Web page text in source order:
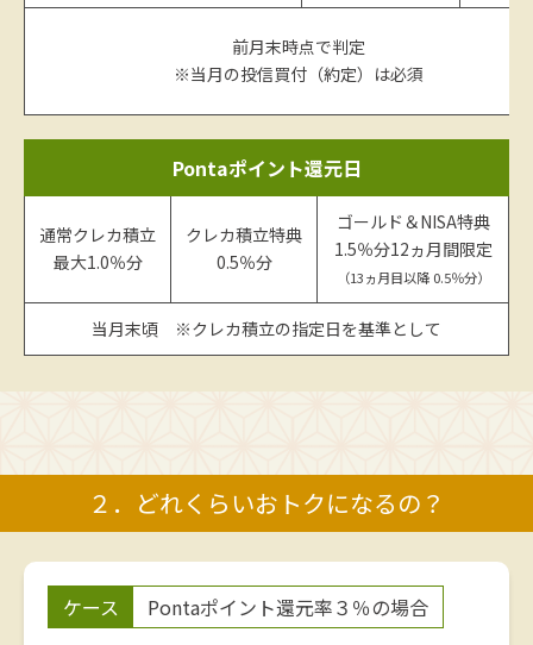
前月末時点で判定
※当月の投信買付（約定）は必須
Pontaポイント還元日
通常クレカ積立
最大1.0％分
クレカ積立特典
0.5％分
ゴールド＆NISA特典
1.5％分12ヵ月間限定
（13ヵ月目以降 0.5％分）
当月末頃 ※クレカ積立の指定日を基準として
２．どれくらいおトクになるの？
ケース
Pontaポイント還元率３％の場合